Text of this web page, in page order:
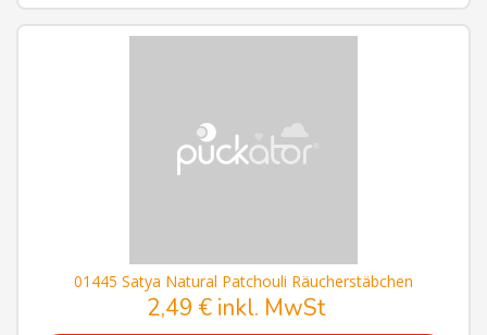
01445 Satya Natural Patchouli Räucherstäbchen
2,49 € inkl. MwSt